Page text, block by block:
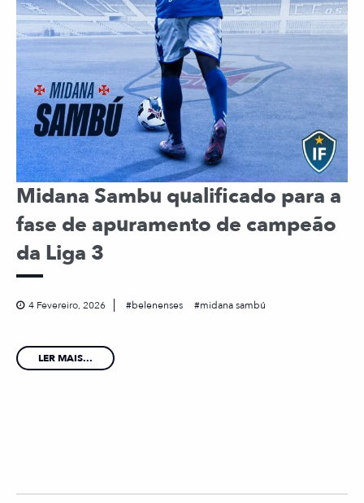
Midana Sambu qualificado para a
fase de apuramento de campeão
da Liga 3
4 Fevereiro, 2026 belenenses midana sambú
LER MAIS...